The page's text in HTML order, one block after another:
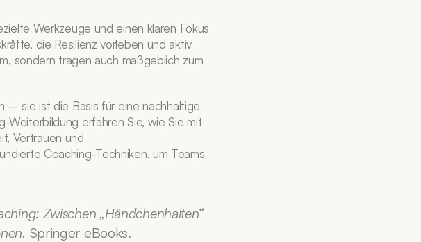
Werkzeuge und einen klaren Fokus
die Resilienz vorleben und aktiv
sondern tragen auch maßgeblich zum
– sie ist die Basis für eine nachhaltige
Weiterbildung erfahren Sie, wie Sie mit
Vertrauen und
Coaching-Techniken, um Teams
Zwischen „Händchenhalten“
Springer eBooks.